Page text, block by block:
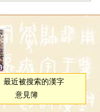
最近被搜索的漢字
意見簿